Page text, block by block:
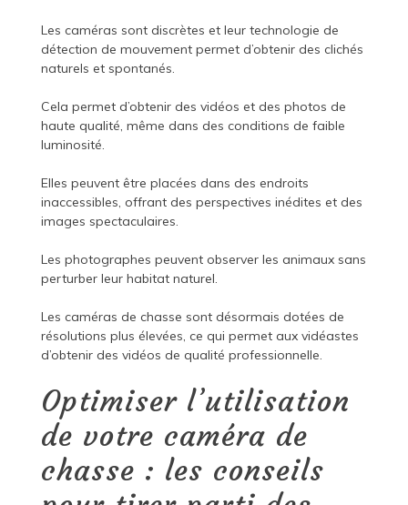
Les caméras sont discrètes et leur technologie de
détection de mouvement permet d’obtenir des clichés
naturels et spontanés.
Cela permet d’obtenir des vidéos et des photos de
haute qualité, même dans des conditions de faible
luminosité.
Elles peuvent être placées dans des endroits
inaccessibles, offrant des perspectives inédites et des
images spectaculaires.
Les photographes peuvent observer les animaux sans
perturber leur habitat naturel.
Les caméras de chasse sont désormais dotées de
résolutions plus élevées, ce qui permet aux vidéastes
d’obtenir des vidéos de qualité professionnelle.
Optimiser l’utilisation
de votre caméra de
chasse : les conseils